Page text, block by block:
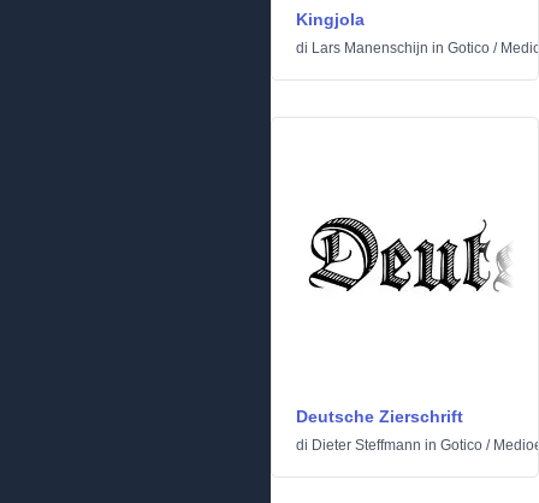
Kingjola
di Lars Manenschijn in Gotico /
Deutsche Zierschrift
di Dieter Steffmann in Gotico /